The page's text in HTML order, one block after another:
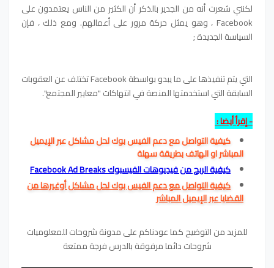
لكنني شعرت أنه من الجدير بالذكر أن الكثير من الناس يعتمدون على
Facebook ، وهو يمثل حركة مرور على أعمالهم. ومع ذلك ، فإن
السياسة الجديدة ;
التي يتم تنفيذها على ما يبدو بواسطة Facebook تختلف عن العقوبات
السابقة التي استخدمتها المنصة في انتهاكات "معايير المجتمع".
-إقرأ أيضا:
كيفية التواصل مع دعم الفيس بوك لحل مشاكل عبر الإيميل
المباشر او الهاتف بطريقة سهلة
كيفية الربح من فيديوهات الفيسبوك Facebook Ad Breaks
كيفية التواصل مع دعم الفيس بوك لحل مشاكل أوغيرها من
القضايا عبر الإيميل المباشر
للمزيد من التوضيح كما عودناكم على مدونة شروحات للمعلوميات
شروحات دائما مرفوقة بالدرس فرجة ممتعة